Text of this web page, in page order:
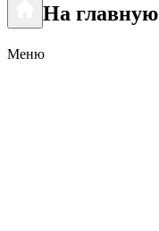
На главную
Меню